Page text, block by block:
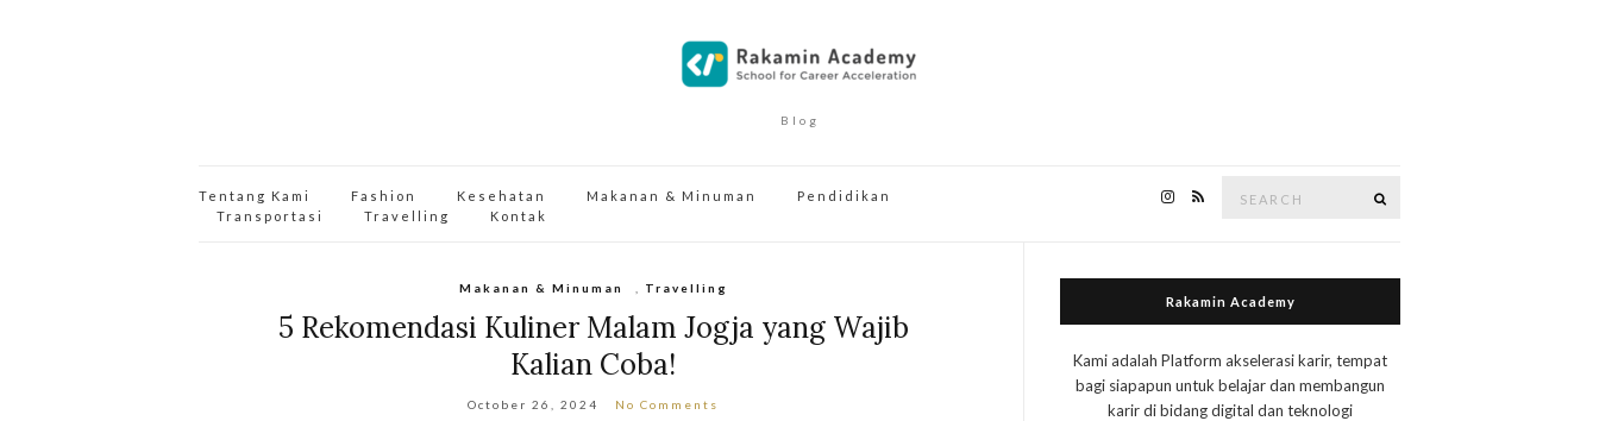
Blog
Tentang Kami Fashion Kesehatan Makanan & Minuman
Pendidikan
Transportasi
Travelling Kontak
Makanan & Minuman Travelling
5 Rekomendasi Kuliner Malam Jogja yang Wajib
Kalian Coba!
October 26, 2024 No Comments
Rakamin Academy
Kami adalah Platform akselerasi karir, tempat
bagi siapapun untuk belajar dan membangun
karir di bidang digital dan teknologi